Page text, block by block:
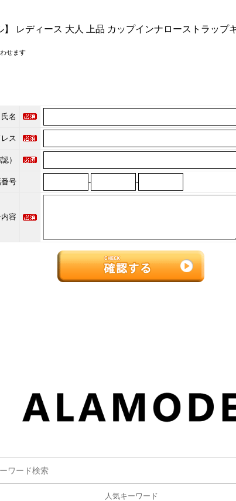
】 レディース 大人 上品 カップインナローストラップ
せます
氏名
ス
）
号 - -
容
人気キーワード